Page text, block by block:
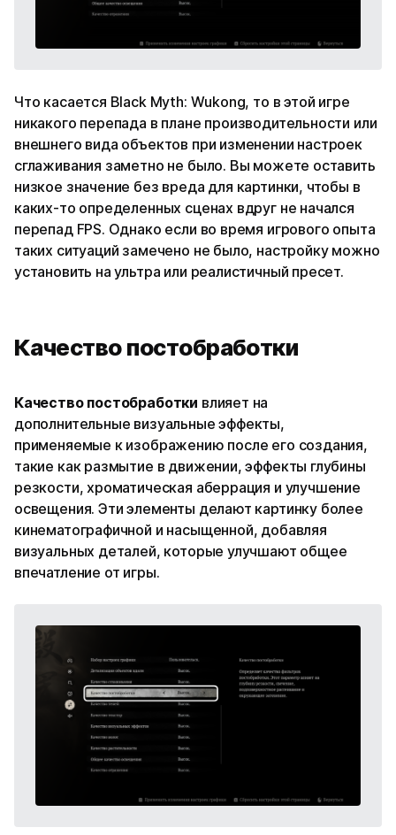
Что касается Black Myth: Wukong, то в этой игре
никакого перепада в плане производительности или
внешнего вида объектов при изменении настроек
сглаживания заметно не было. Вы можете оставить
низкое значение без вреда для картинки, чтобы в
каких-то определенных сценах вдруг не начался
перепад FPS. Однако если во время игрового опыта
таких ситуаций замечено не было, настройку можно
установить на ультра или реалистичный пресет.
Качество постобработки
Качество постобработки влияет на
дополнительные визуальные эффекты,
применяемые к изображению после его создания,
такие как размытие в движении, эффекты глубины
резкости, хроматическая аберрация и улучшение
освещения. Эти элементы делают картинку более
кинематографичной и насыщенной, добавляя
визуальных деталей, которые улучшают общее
впечатление от игры.